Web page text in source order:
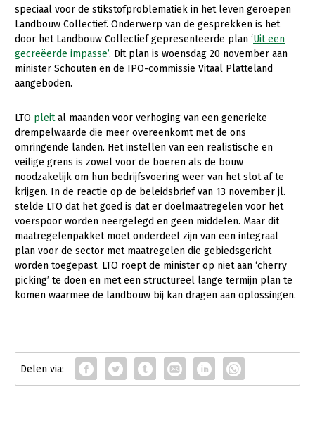
Sectoren
Dier
Biologische Landbouw
Kalverhouderij
Konijnenhouderij
Melkveehouderij
Paardenhouderij
Pluimveehouderij
Schapenhouderij
Varkenshouderij
Vleesveehouderij
Biologische Landbouw
Multifunctioneel
speciaal voor de stikstofproblematiek in het leven geroepen
Landbouw Collectief. Onderwerp van de gesprekken is het
door het Landbouw Collectief gepresenteerde plan ‘Uit een
gecreëerde impasse’. Dit plan is woensdag 20 november aan
minister Schouten en de IPO-commissie Vitaal Platteland
aangeboden.
LTO pleital maanden voor verhoging van een generieke
drempelwaarde die meer overeenkomt met de ons
omringende landen. Het instellen van een realistische en
veilige grens is zowel voor de boeren als de bouw
noodzakelijk om hun bedrijfsvoering weer van het slot af te
krijgen. In de reactie op de beleidsbrief van 13 november jl.
stelde LTO dat het goed is dat er doelmaatregelen voor het
voerspoor worden neergelegd en geen middelen. Maar dit
maatregelenpakket moet onderdeel zijn van een integraal
plan voor de sector met maatregelen die gebiedsgericht
worden toegepast. LTO roept de minister op niet aan ‘cherry
picking’ te doen en met een structureel lange termijn plan te
komen waarmee de landbouw bij kan dragen aan oplossingen.